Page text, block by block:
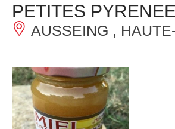
PETITES
AUSSEING ,